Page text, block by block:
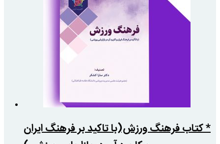
* کتاب فرهنگ ورزش(با تاکید بر فرهنگ ایران